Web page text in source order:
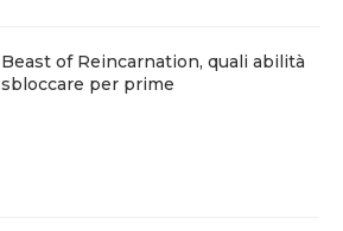
Beast of Reincarnation, quali abilità
sbloccare per prime